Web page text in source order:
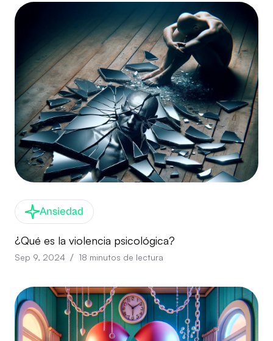
Ansiedad
¿Qué es la violencia psicológica?
Sep 9, 2024 / 18 minutos de lectura